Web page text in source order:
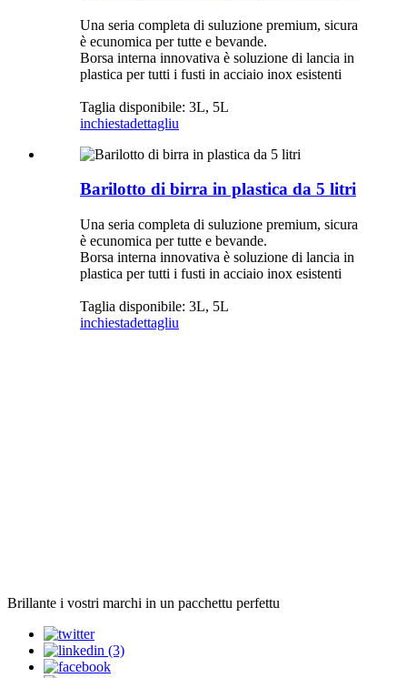
Una seria completa di suluzione premium, sicura
è ecunomica per tutte e bevande.
Borsa interna innovativa è soluzione di lancia in
plastica per tutti i fusti in acciaio inox esistenti
Taglia disponibile: 3L, 5L
inchiestadettagliu
Barilotto di birra in plastica da 5 litri
Una seria completa di suluzione premium, sicura
è ecunomica per tutte e bevande.
Borsa interna innovativa è soluzione di lancia in
plastica per tutti i fusti in acciaio inox esistenti
Taglia disponibile: 3L, 5L
inchiestadettagliu
Brillante i vostri marchi in un pacchettu perfettu